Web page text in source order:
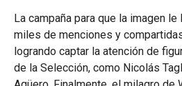
La campaña para que la imagen
miles de menciones y
logrando captar la atención de
de la Selección, como Nicolás